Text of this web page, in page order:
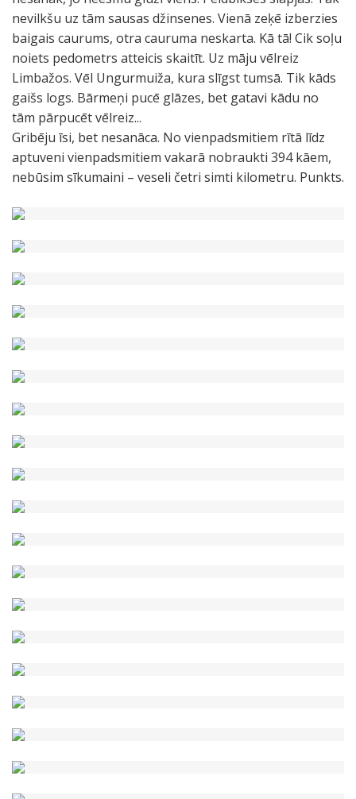
nevilkšu uz tām sausas džinsenes. Vienā zeķē izberzies
baigais caurums, otra cauruma neskarta. Kā tā! Cik soļu
noiets pedometrs atteicis skaitīt. Uz māju vēlreiz
Limbažos. Vēl Ungurmuiža, kura slīgst tumsā. Tik kāds
gaišs logs. Bārmeņi pucē glāzes, bet gatavi kādu no
tām pārpucēt vēlreiz...
Gribēju īsi, bet nesanāca. No vienpadsmitiem rītā līdz
aptuveni vienpadsmitiem vakarā nobraukti 394 kāem,
nebūsim sīkumaini – veseli četri simti kilometru. Punkts.